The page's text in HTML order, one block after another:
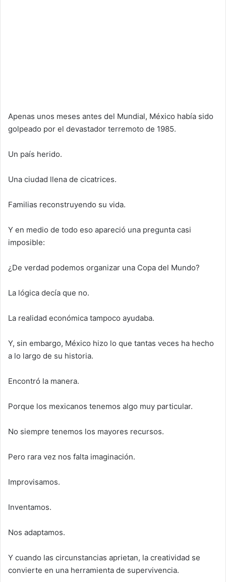
Apenas unos meses antes del Mundial, México había sido
golpeado por el devastador terremoto de 1985.
Un país herido.
Una ciudad llena de cicatrices.
Familias reconstruyendo su vida.
Y en medio de todo eso apareció una pregunta casi
imposible:
¿De verdad podemos organizar una Copa del Mundo?
La lógica decía que no.
La realidad económica tampoco ayudaba.
Y, sin embargo, México hizo lo que tantas veces ha hecho
a lo largo de su historia.
Encontró la manera.
Porque los mexicanos tenemos algo muy particular.
No siempre tenemos los mayores recursos.
Pero rara vez nos falta imaginación.
Improvisamos.
Inventamos.
Nos adaptamos.
Y cuando las circunstancias aprietan, la creatividad se
convierte en una herramienta de supervivencia.